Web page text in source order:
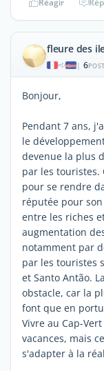
fleure des
| 6
Bonjour,
Pendant 7 ans,
le
devenue la plus
par les touristes.
pour se rendre
réputée pour
entre les riches
augmentation
notamment par
par les touristes
et Santo Antão.
obstacle, car la
font que en
Vivre au Cap-
vacances, mais
s'adapter à la